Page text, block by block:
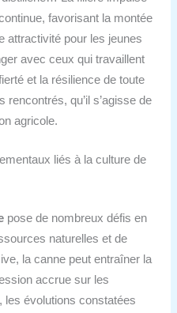
favorisant la montée
attractivité pour les jeunes
avec ceux qui travaillent
et la résilience de toute
qu’il s’agisse de
agricole.
liés à la culture de
pose de nombreux défis en
naturelles et de
la canne peut entraîner la
accrue sur les
les évolutions constatées